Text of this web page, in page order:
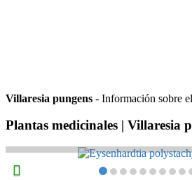
Villaresia pungens - Información sobre
Plantas medicinales | Villaresia
Eysenhardtia polystachya – Taray